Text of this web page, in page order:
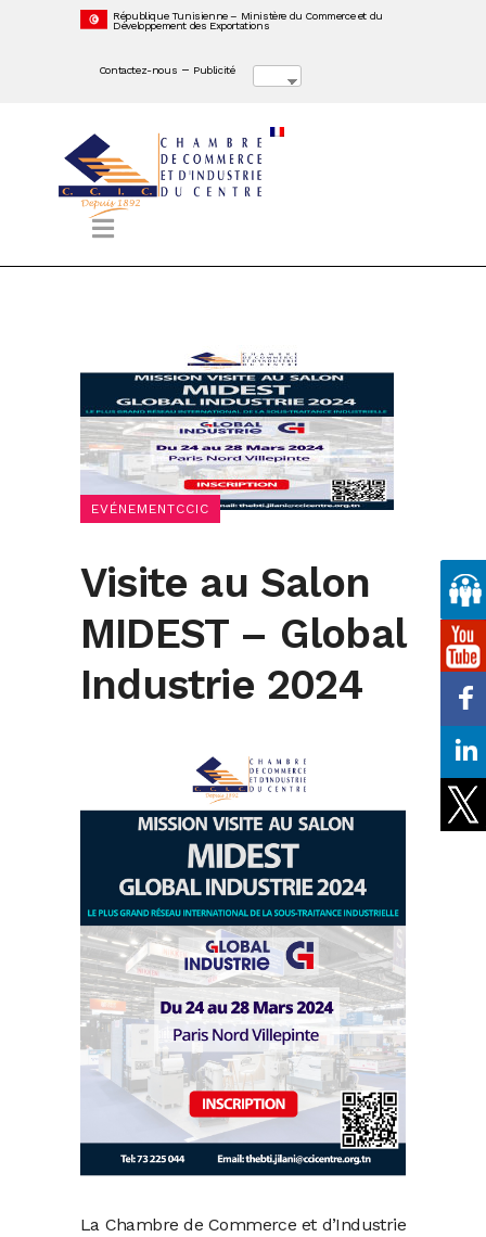
République Tunisienne – Ministère du Commerce et du
Développement des Exportations
Contactez-nous – Publicité
EVÉNEMENTCCIC
Visite au Salon
MIDEST – Global
Industrie 2024
La Chambre de Commerce et d’Industrie